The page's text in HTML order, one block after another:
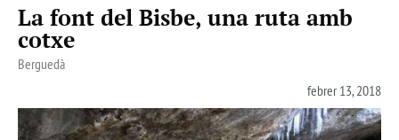
La font del Bisbe, una ruta amb
cotxe
Berguedà
febrer 13, 2018